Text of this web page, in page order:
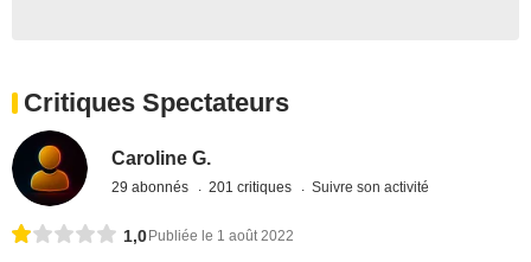
Critiques Spectateurs
Caroline G.
29 abonnés 201 critiques Suivre son activité
1,0 Publiée le 1 août 2022